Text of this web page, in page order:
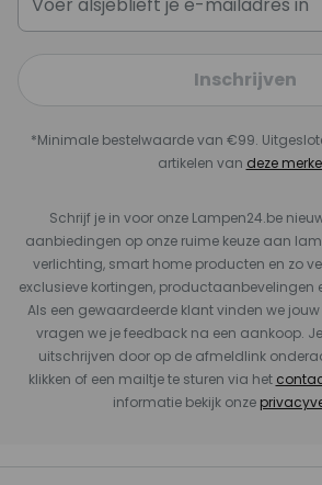
Inschrijven
*Minimale bestelwaarde van €99.
artikelen van deze
Schrijf je in voor onze Lampen24.be
aanbiedingen op onze ruime keuze aan
verlichting, smart home producten en zo
exclusieve kortingen, productaanbevelingen
Als een gewaardeerde klant vinden we
vragen we je feedback na een aankoop.
uitschrijven door op de afmeldlink
klikken of een mailtje te sturen via het
informatie bekijk onze